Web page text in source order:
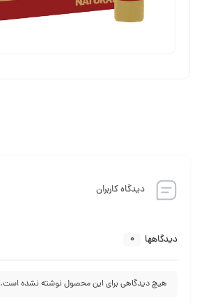
دیدگاه کاربران
دیدگاهها 0
هیچ دیدگاهی برای این محصول نوشته نشده است.